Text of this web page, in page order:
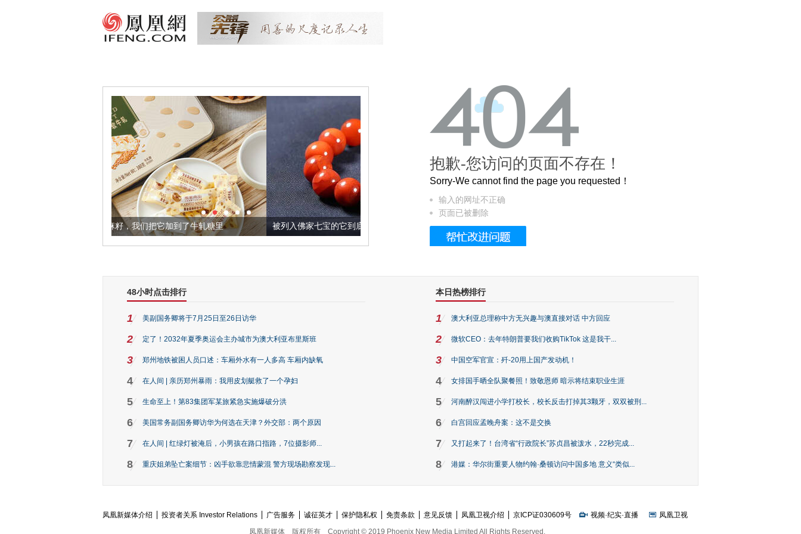
康的黄金亚麻籽，我们把它加到了牛轧糖里 被列入佛家七宝的它到底有多美？ 这个3.2米的长卷，还原了600岁的紫禁城
抱歉-您访问的页面不存在！
Sorry-We cannot find the page you requested！
输入的网址不正确
页面已被删除
48小时点击排行
1 美副国务卿将于7月25日至26日访华
2 定了！2032年夏季奥运会主办城市为澳大利亚布里斯班
3 郑州地铁被困人员口述：车厢外水有一人多高 车厢内缺氧
4 在人间 | 亲历郑州暴雨：我用皮划艇救了一个孕妇
5 生命至上！第83集团军某旅紧急实施爆破分洪
6 美国常务副国务卿访华为何选在天津？外交部：两个原因
7 在人间 | 红绿灯被淹后，小男孩在路口指路，7位摄影师...
8 重庆姐弟坠亡案细节：凶手欲靠悲情蒙混 警方现场勘察发现...
本日热榜排行
1 澳大利亚总理称中方无兴趣与澳直接对话 中方回应
2 微软CEO：去年特朗普要我们收购TikTok 这是我干...
3 中国空军官宣：歼-20用上国产发动机！
4 女排国手晒全队聚餐照！致敬恩师 暗示将结束职业生涯
5 河南醉汉闯进小学打校长，校长反击打掉其3颗牙，双双被刑...
6 白宫回应孟晚舟案：这不是交换
7 又打起来了！台湾省“行政院长”苏贞昌被泼水，22秒完成...
8 港媒：华尔街重要人物约翰·桑顿访问中国多地 意义“类似...
凤凰新媒体介绍 投资者关系 Investor Relations 广告服务 诚征英才 保护隐私权 免责条款 意见反馈 凤凰卫视介绍 京ICP证030609号 视频·纪实·直播
凤凰卫视
凤凰新媒体
版权所有 Copyright © 2019 Phoenix New Media Limited All Rights Reserved.